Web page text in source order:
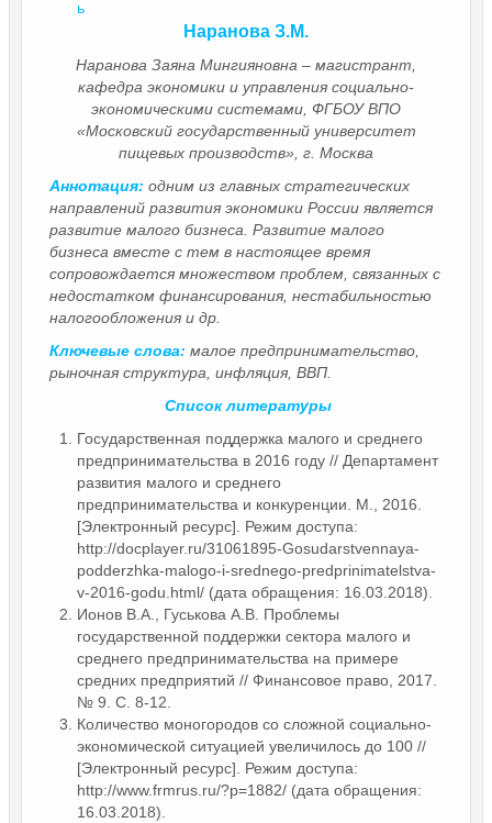
ь
Наранова З.М.
Наранова Заяна Мингияновна – магистрант,
кафедра экономики и управления социально-
экономическими системами, ФГБОУ ВПО
«Московский государственный университет
пищевых производств», г. Москва
Аннотация: одним из главных стратегических
направлений развития экономики России является
развитие малого бизнеса. Развитие малого
бизнеса вместе с тем в настоящее время
сопровождается множеством проблем, связанных с
недостатком финансирования, нестабильностью
налогообложения и др.
Ключевые слова: малое предпринимательство,
рыночная структура, инфляция, ВВП.
Список литературы
Государственная поддержка малого и среднего
предпринимательства в 2016 году // Департамент
развития малого и среднего
предпринимательства и конкуренции. М., 2016.
[Электронный ресурс]. Режим доступа:
http://docplayer.ru/31061895-Gosudarstvennaya-
podderzhka-malogo-i-srednego-predprinimatelstva-
v-2016-godu.html/ (дата обращения: 16.03.2018).
Ионов В.А., Гуськова А.В. Проблемы
государственной поддержки сектора малого и
среднего предпринимательства на примере
средних предприятий // Финансовое право, 2017.
№ 9. С. 8-12.
Количество моногородов со сложной социально-
экономической ситуацией увеличилось до 100 //
[Электронный ресурс]. Режим доступа:
http://www.frmrus.ru/?p=1882/ (дата обращения:
16.03.2018).